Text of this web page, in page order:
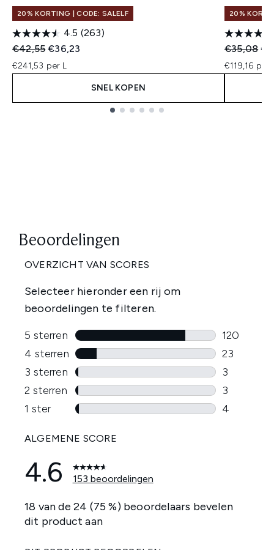
20% KORTING | CODE: SALELF
4.5 (263)
Recommended Retail Price:
€42,55Huidige prijs:
€36,23
€241,53 per L
SNEL KOPEN
20%
€35,08
€119,16 per